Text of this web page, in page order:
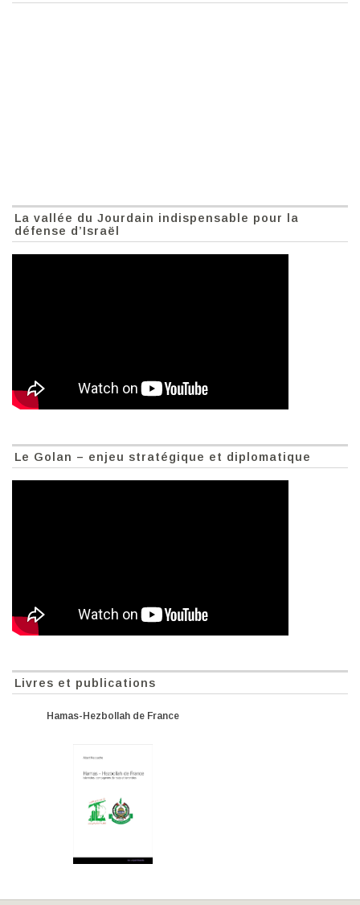
La vallée du Jourdain indispensable pour la
défense d’Israël
Le Golan – enjeu stratégique et diplomatique
Livres et publications
Hamas-Hezbollah de France